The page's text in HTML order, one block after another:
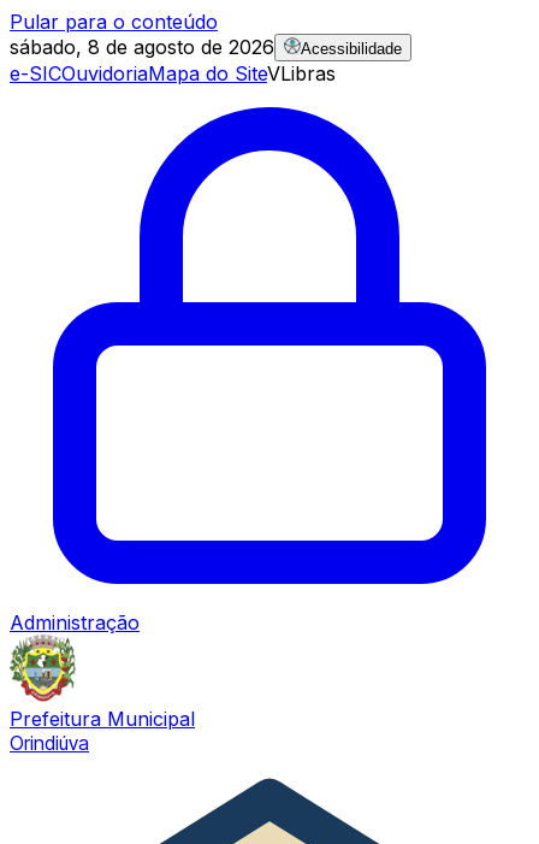
Pular para o conteúdo
sábado, 8 de agosto de 2026
Acessibilidade
e-SICOuvidoriaMapa do SiteVLibras
Administração
Prefeitura Municipal
Orindiúva